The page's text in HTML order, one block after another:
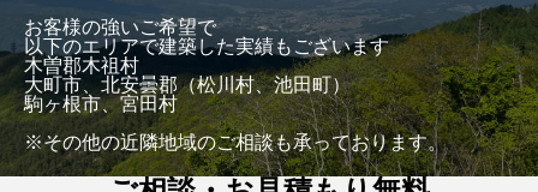
お客様の強いご希望で
以下のエリアで建築した実績もございます
木曽郡木祖村
大町市、北安曇郡（松川村、池田町）
駒ヶ根市、宮田村
※その他の近隣地域のご相談も承っております。